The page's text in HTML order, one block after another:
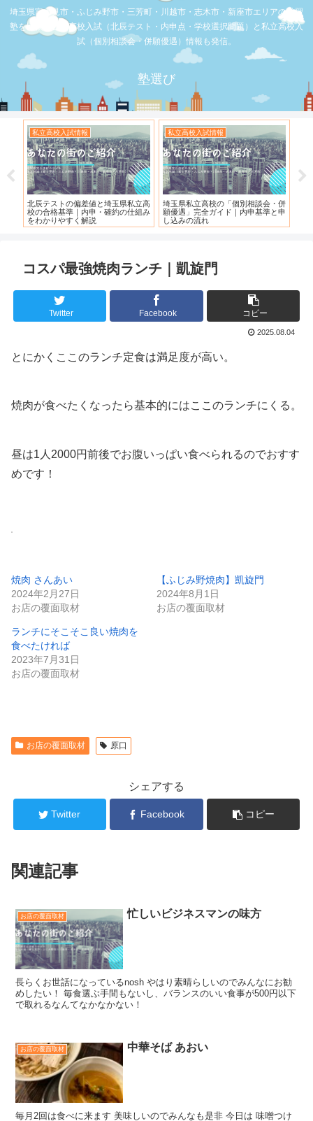
埼玉県富士見市・ふじみ野市・三芳町・川越市・志木市・新座市エリアの学習
塾を比較。公立高校入試（北辰テスト・内申点・学校選択問題）と私立高校入
試（個別相談会・併願優遇）情報も発信。
塾選び
私立高校入試情報
北辰テストの偏差値と埼玉県私立高
校の合格基準｜内申・確約の仕組み
をわかりやすく解説
私立高校入試情報
埼玉県私立高校の「個別相談会・併
願優遇」完全ガイド｜内申基準と申
し込みの流れ
コスパ最強焼肉ランチ｜凱旋門
Twitter Facebook コピー
2025.08.04
とにかくここのランチ定食は満足度が高い。
焼肉が食べたくなったら基本的にはここのランチにくる。
昼は1人2000円前後でお腹いっぱい食べられるのでおすす
めです！
焼肉 さんあい
2024年2月27日
お店の覆面取材
【ふじみ野焼肉】凱旋門
2024年8月1日
お店の覆面取材
ランチにそこそこ良い焼肉を
食べたければ
2023年7月31日
お店の覆面取材
お店の覆面取材 原口
シェアする
Twitter Facebook コピー
関連記事
お店の覆面取材 忙しいビジネスマンの味方
長らくお世話になっているnosh やはり素晴らしいのでみんなにお勧
めしたい！ 毎食選ぶ手間もないし、バランスのいい食事が500円以下
で取れるなんてなかなかない！
お店の覆面取材 中華そば あおい
毎月2回は食べに来ます 美味しいのでみんなも是非 今日は 味噌つけ